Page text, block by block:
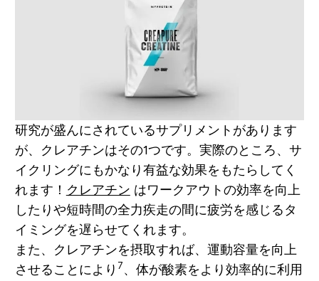
研究が盛んにされているサプリメントがあります
が、クレアチンはその1つです。実際のところ、サ
イクリングにもかなり有益な効果をもたらしてく
れます！ クレアチン はワークアウトの効率を向上
したりや短時間の全力疾走の間に疲労を感じるタ
イミングを遅らせてくれます。
また、クレアチンを摂取すれば、運動容量を向上
させることにより 7 、体が酸素をより効率的に利用